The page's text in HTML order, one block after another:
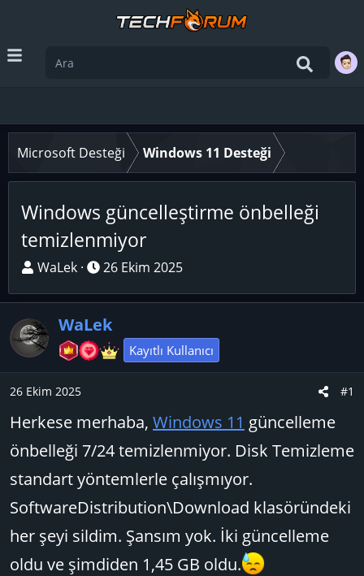
Microsoft Desteği Windows 11 Desteği
Windows güncelleştirme önbelleği
temizlenmiyor
K
n
u
y
B
ş
a
t
a
WaLek
B
ş
a
n
ç
t
a
r
i
i
26 Ekim 2025
WaLek
Kayıtlı Kullanıcı
26 Ekim 2025 #1
Herkese merhaba, Windows 11 güncelleme
önbelleği 7/24 temizlenmiyor. Disk Temizleme
standart yöntemlerle çalışmıyor.
SoftwareDistribution\Download klasöründeki
her şeyi sildim. Şansım yok. İki güncelleme
oldu ve şimdiden 1,45 GB oldu.